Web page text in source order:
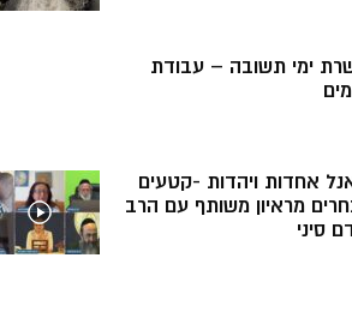
ימי תשובה – עבודת
אחדות ויהדות -קטעים
מראיון משותף עם הרב
סיני